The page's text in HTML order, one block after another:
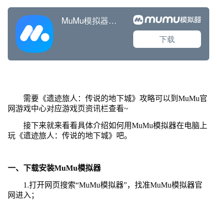
需要《遗迹旅人：传说的地下城》攻略可以到MuMu官
网游戏中心对应游戏页资讯栏查看~
接下来就来看看具体介绍如何用MuMu模拟器在电脑上
玩《遗迹旅人：传说的地下城》吧。
一、下载安装MuMu模拟器
1.打开网页搜索“MuMu模拟器”，找准MuMu模拟器官
网进入；